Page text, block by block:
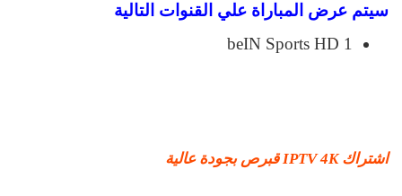
سيتم عرض المباراة علي القنوات التالية
beIN Sports HD 1
اشتراك IPTV 4K قبرص بجودة عالية